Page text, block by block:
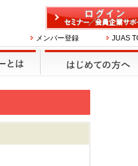
メンバー登録 JUAS